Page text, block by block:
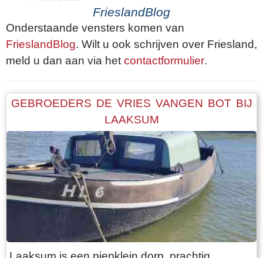
FrieslandBlog
Onderstaande vensters komen van
FrieslandBlog. Wilt u ook schrijven over Friesland,
meld u dan aan via hetcontactformulier.
GEBROEDERS DE VRIES VANGEN BOT BIJ
LAAKSUM